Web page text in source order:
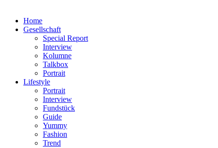
Home
Gesellschaft
Special Report
Interview
Kolumne
Talkbox
Portrait
Lifestyle
Portrait
Interview
Fundstück
Guide
Yummy
Fashion
Trend